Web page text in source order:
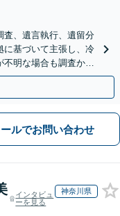
査、遺言執行、遺留分
に基づいて主張し、冷
不明な場合も調査から
ールでお問い合わせ
インタビュ
ーを見る
神奈川県